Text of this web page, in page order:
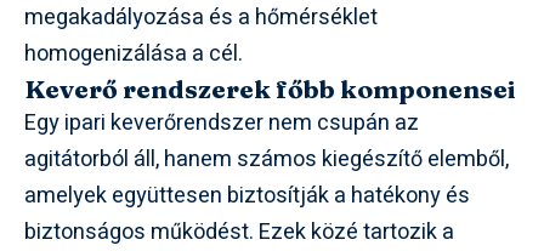
megakadályozása és a hőmérséklet
homogenizálása a cél.
Keverő rendszerek főbb komponensei
Egy ipari keverőrendszer nem csupán az
agitátorból áll, hanem számos kiegészítő elemből,
amelyek együttesen biztosítják a hatékony és
biztonságos működést. Ezek közé tartozik a